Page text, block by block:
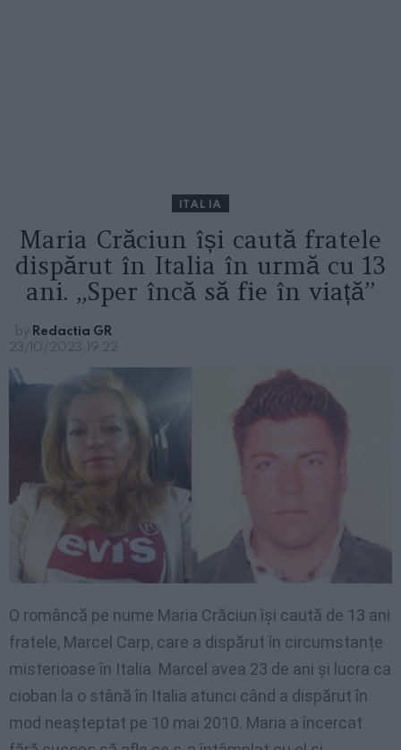
ITALIA
Maria Crăciun își caută fratele
dispărut în Italia în urmă cu 13
ani. „Sper încă să fie în viață”
by Redactia GR
23/10/2023, 19:22
O româncă pe nume Maria Crăciun își caută de 13 ani
fratele, Marcel Carp, care a dispărut în circumstanțe
misterioase în Italia. Marcel avea 23 de ani și lucra ca
cioban la o stână în Italia atunci când a dispărut în
mod neașteptat pe 10 mai 2010. Maria a încercat